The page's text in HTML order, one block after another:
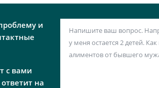
и
с вами
на